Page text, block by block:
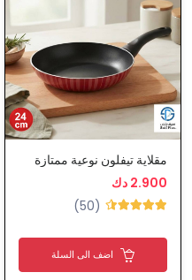
مقلاية تيفلون نوعية ممتازة
2.900 دك
(50)
اضف الى السلة